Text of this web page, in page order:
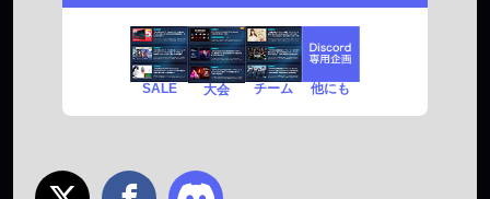
SALE 大会 チーム 他にも